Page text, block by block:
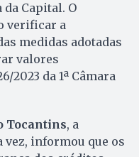
da Capital. O
verificar a
medidas adotadas
valores
2023 da 1ª Câmara
Tocantins, a
vez, informou que os